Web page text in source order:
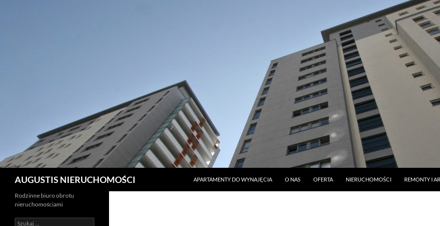
AUGUSTIS NIERUCHOMOŚCI
APARTAMENTY DO WYNAJĘCIA
O NAS OFERTA NIERUCHOMOŚCI REMONTY I
Rodzinne biuro obrotu
nieruchomościami
Szukaj: